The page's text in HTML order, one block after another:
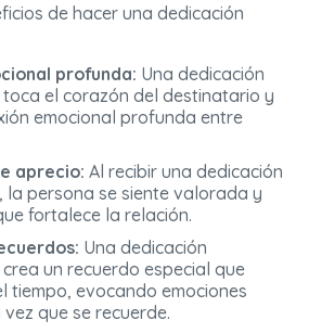
de hacer una dedicación
profunda: Una dedicación
el corazón del destinatario y
emocional profunda entre
aprecio: Al recibir una dedicación
la persona se siente valorada y
fortalece la relación.
Una dedicación
un recuerdo especial que
tiempo, evocando emociones
que se recuerde.